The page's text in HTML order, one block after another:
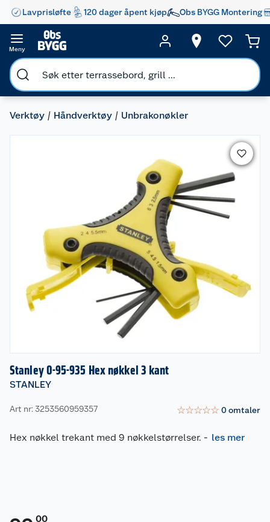
Lavprisløfte 120 dager åpent kjøp Obs BYGG Montering
Meny
Verktøy Håndverktøy Unbrakonøkler
Stanley 0-95-935 Hex nøkkel 3 kant
STANLEY
Art nr: 3253560959357 ☆☆☆☆☆ 0omtaler
Hex nøkkel trekant med 9 nøkkelstørrelser. - les mer
00